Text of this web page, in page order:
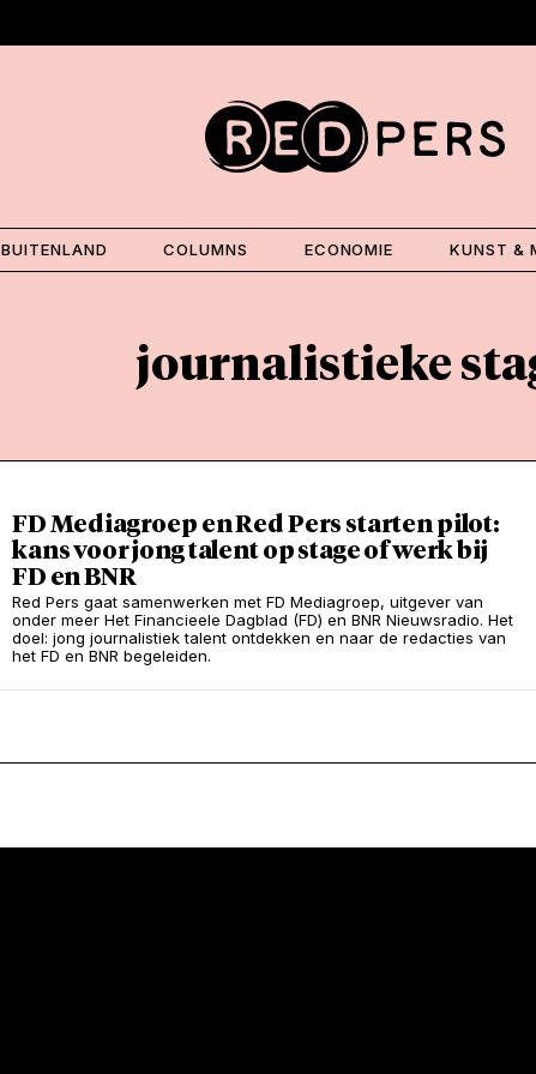
BUITENLAND COLUMNS ECONOMIE KUNST &
journalistieke
FD Mediagroep en Red Pers starten pilot:
kans voor jong talent op stage of werk bij
FD en BNR
Red Pers gaat samenwerken met FD Mediagroep, uitgever van
onder meer Het Financieele Dagblad (FD) en BNR Nieuwsradio. Het
doel: jong journalistiek talent ontdekken en naar de redacties van
het FD en BNR begeleiden.